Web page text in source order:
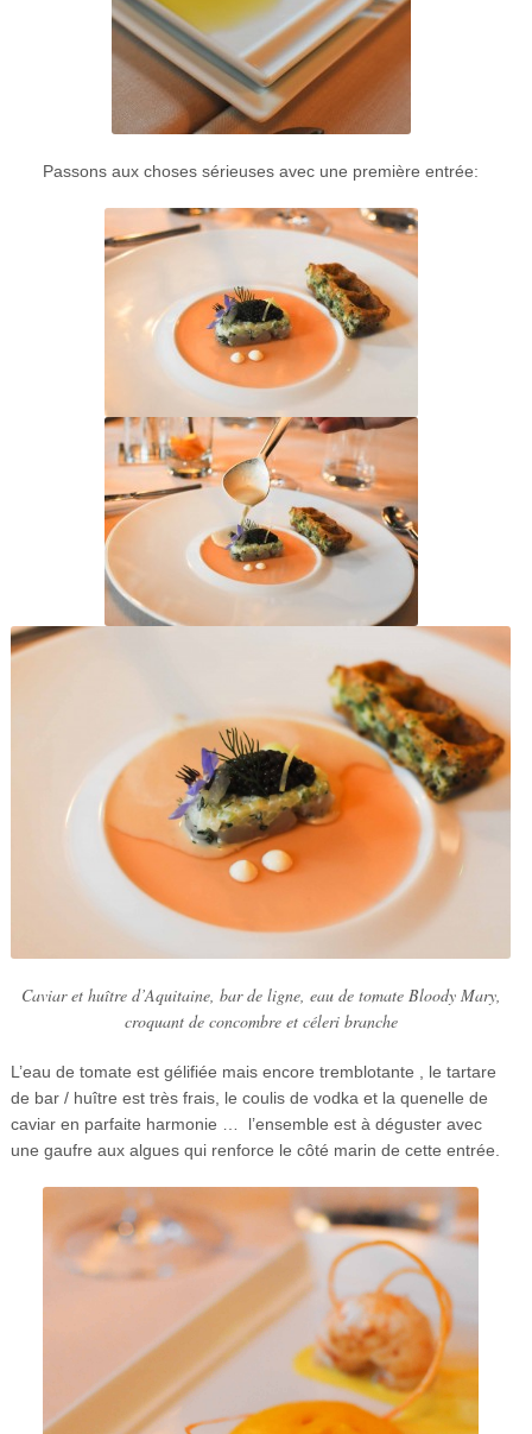
Passons aux choses sérieuses avec une première entrée:
Caviar et huître d’Aquitaine, bar de ligne, eau de tomate Bloody Mary,
croquant de concombre et céleri branche
L’eau de tomate est gélifiée mais encore tremblotante , le tartare
de bar / huître est très frais, le coulis de vodka et la quenelle de
caviar en parfaite harmonie … l’ensemble est à déguster avec
une gaufre aux algues qui renforce le côté marin de cette entrée.